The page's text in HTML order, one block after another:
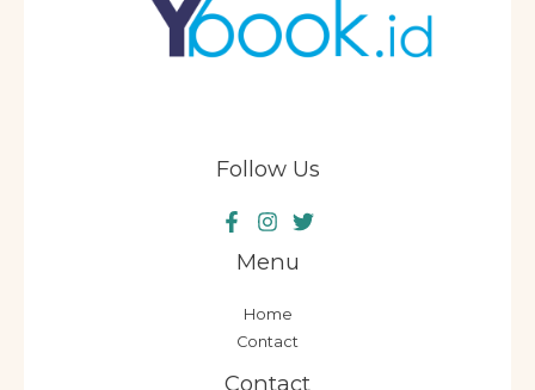
Follow Us
Menu
Home
Contact
Contact